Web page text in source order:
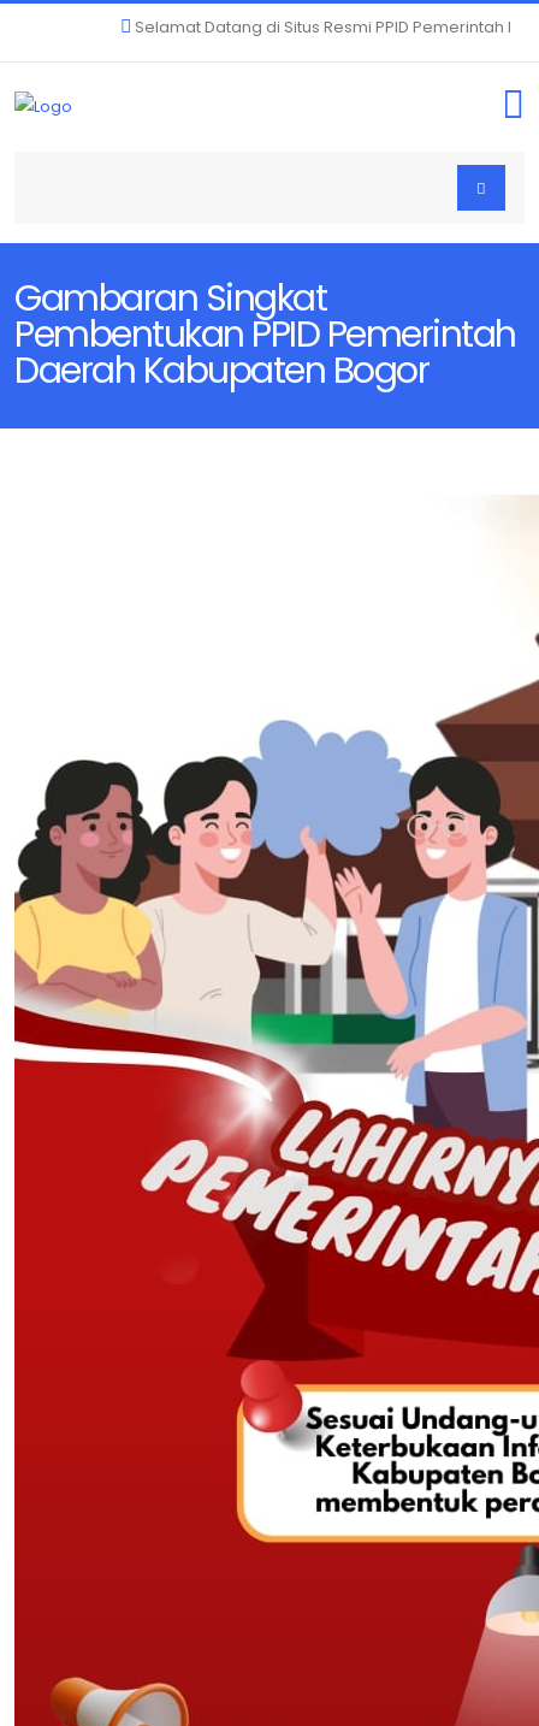
Selamat Datang di Situs Resmi PPID Pemerintah
Gambaran Singkat
Pembentukan PPID Pemerintah
Daerah Kabupaten Bogor